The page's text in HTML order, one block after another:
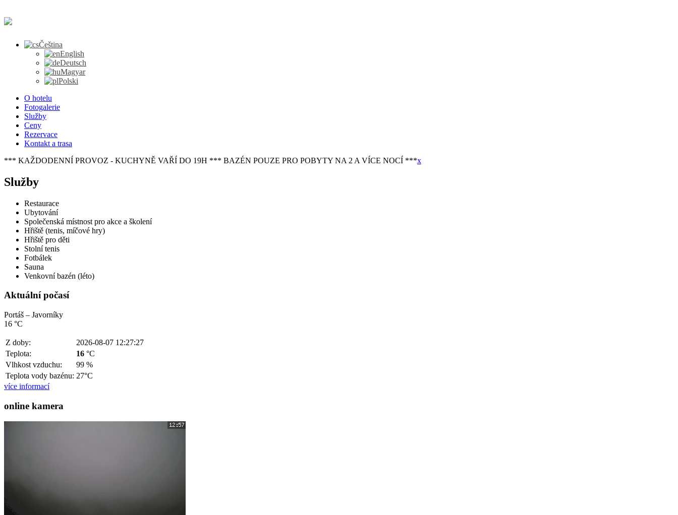
Čeština
English
Deutsch
Magyar
Polski
O hotelu
Fotogalerie
Služby
Ceny
Rezervace
Kontakt a trasa
*** KAŽDODENNÍ PROVOZ - KUCHYNĚ VAŘÍ DO 19H *** BAZÉN POUZE PRO POBYTY NA 2 A VÍCE NOCÍ ***x
Služby
Restaurace
Ubytování
Společenská místnost pro akce a školení
Hřiště (tenis, míčové hry)
Hřiště pro děti
Stolní tenis
Fotbálek
Sauna
Venkovní bazén (léto)
Aktuální počasí
Portáš – Javorníky
16 °C
Z doby:
2026-08-07 12:27:27
Teplota:
16 °C
Vlhkost vzduchu:
99 %
Teplota vody bazénu: 27°C
více informací
online kamera